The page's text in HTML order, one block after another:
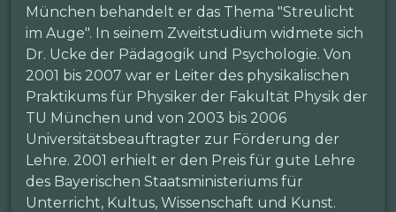
München behandelt er das Thema "Streulicht
im Auge". In seinem Zweitstudium widmete sich
Dr. Ucke der Pädagogik und Psychologie. Von
2001 bis 2007 war er Leiter des physikalischen
Praktikums für Physiker der Fakultät Physik der
TU München und von 2003 bis 2006
Universitätsbeauftragter zur Förderung der
Lehre. 2001 erhielt er den Preis für gute Lehre
des Bayerischen Staatsministeriums für
Unterricht, Kultus, Wissenschaft und Kunst.